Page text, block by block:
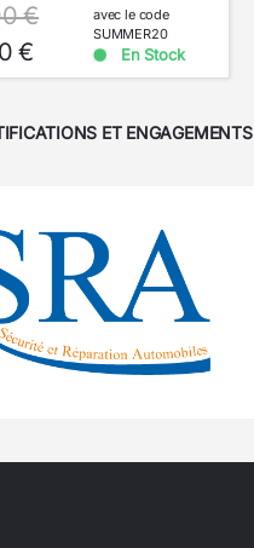
€
€
avec le code
SUMMER20
En Stock
ET ENGAGEMENTS